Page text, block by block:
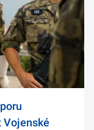
Vojenské